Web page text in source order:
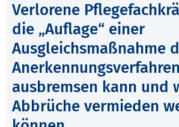
Verlorene
die „Auflage“ einer
Ausgleichsmaßnahme
Anerkennungsverfahren
ausbremsen kann und
Abbrüche vermieden